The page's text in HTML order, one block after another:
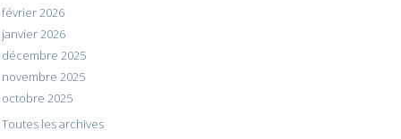
février 2026
janvier 2026
décembre 2025
novembre 2025
octobre 2025
Toutes les archives